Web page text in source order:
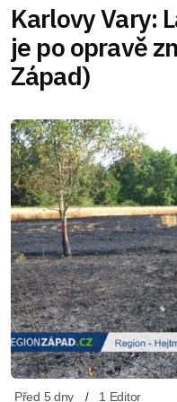
Karlovy Vary:
je po opravě
Západ)
Před 5 dny 1 Editor